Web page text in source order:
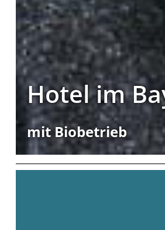
Hotel im
mit Biobetrieb